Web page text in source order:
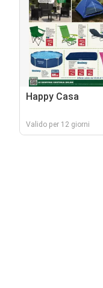
Happy Casa
Valido per 12 giorni